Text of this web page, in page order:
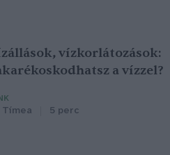
vízkorlátozások:
a vízzel?
Tímea 5 perc